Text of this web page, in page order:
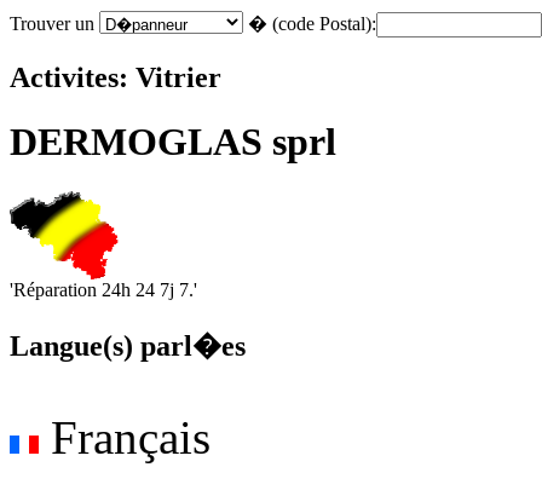
Trouver un � (code Postal):
Activites: Vitrier
DERMOGLAS sprl
'Réparation 24h 24 7j 7.'
Langue(s) parl�es
Français